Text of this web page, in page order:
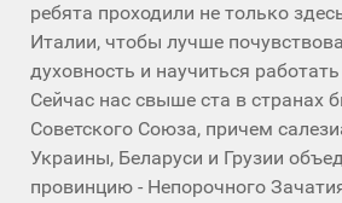
ребята проходили не только
Италии, чтобы лучше
духовность и научиться
Сейчас нас свыше ста в странах
Советского Союза, причем
Украины, Беларуси и Грузии
провинцию - Непорочного